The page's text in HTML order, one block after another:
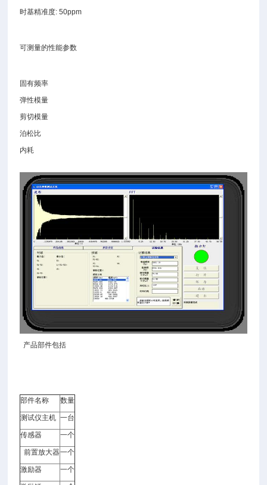
时基精准度: 50ppm
可测量的性能参数
固有频率
弹性模量
剪切模量
泊松比
内耗
产品部件包括
部件名称 数量
测试仪主机 一台
传感器 一个
前置放大器一个
激励器 一个